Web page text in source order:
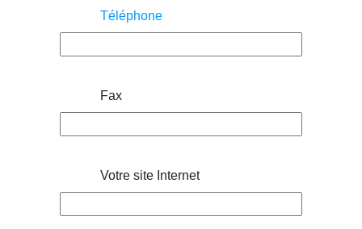
Téléphone
Fax
Votre site Internet